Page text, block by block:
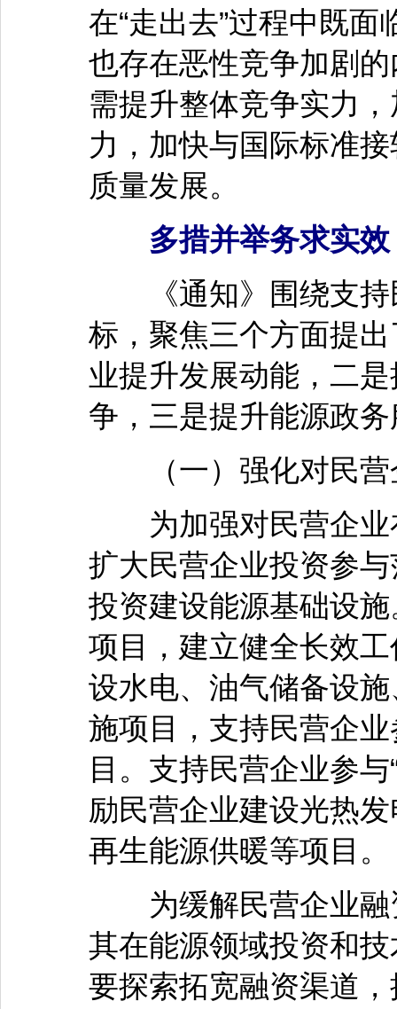
在“走出去”过程中既
也存在恶性竞争加剧
需提升整体竞争实力
力，加快与国际标准
质量发展。
多措并举务求实效
《通知》围绕支持
标，聚焦三个方面提
业提升发展动能，二
争，三是提升能源政
（一）强化对民营
为加强对民营企业
扩大民营企业投资参
投资建设能源基础设
项目，建立健全长效
设水电、油气储备设
施项目，支持民营企
目。支持民营企业参
励民营企业建设光热
再生能源供暖等项目。
为缓解民营企业融
其在能源领域投资和
要探索拓宽融资渠道